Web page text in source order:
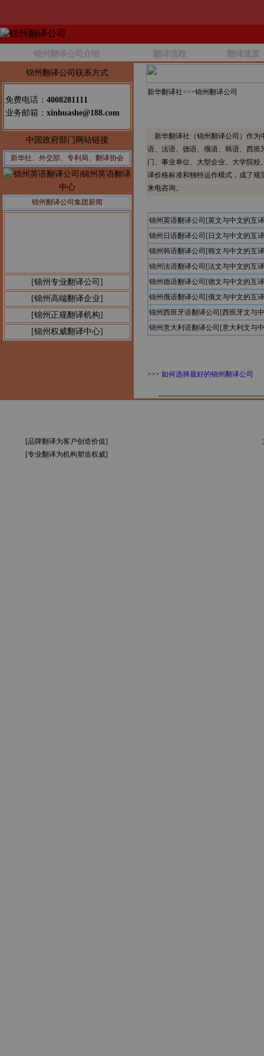
锦州翻译公司介绍 翻译流程 翻译速度
锦州翻译公司联系方式
免费电话： 4008281111
业务邮箱： xinhuashe@188.com
中国政府部门网站链接
新华社、外交部、专利局、翻译协会
锦州翻译公司集团新闻
公告1：
[锦州专业翻译公司]
[锦州高端翻译企业]
[锦州正规翻译机构]
[锦州权威翻译中心]
新华翻译社>>>锦州翻译公司
新华翻译社（锦州翻译公司）作为
语、法语、德语、俄语、韩语、西
门、事业单位、大型企业、大学院
译价格标准和独特运作模式，成了
来电咨询。
锦州英语翻译公司[英文与中文的互
锦州日语翻译公司[日文与中文的互
锦州韩语翻译公司[韩文与中文的互
锦州法语翻译公司[法文与中文的互
锦州德语翻译公司[德文与中文的互
锦州俄语翻译公司[俄文与中文的互
锦州西班牙语翻译公司[西班牙文与
锦州意大利语翻译公司[意大利文与
>>> 如何选择最好的锦州翻译公司
[品牌翻译为客户创造价值]
[专业翻译为机构塑造权威]